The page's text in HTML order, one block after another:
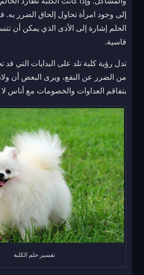
إلى وجود امرأة تحاول إلحاق الضرر به.
الحلم إشارة إلى الأذى الذي يمكن أن
قاسية.
تدل رؤية كلبة تلد على البدايات التي قد
من الضرر عن النفع، ويرى البعض أن
بتفاقم العداوات والخصومات مع أناس
تفسير حلم الكلبة